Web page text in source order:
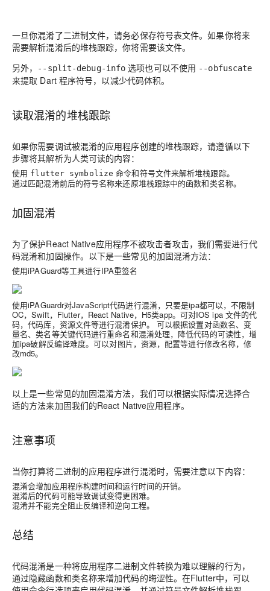
一旦你混淆了二进制文件，请务必保存符号表文件。如果你将来
需要解析混淆后的堆栈跟踪，你将需要该文件。
另外，
--split-debug-info 选项也可以不使用 --obfuscate
来提取 Dart 程序符号，以减少代码体积。
读取混淆的堆栈跟踪
如果你需要调试被混淆的应用程序创建的堆栈跟踪，请遵循以下
步骤将其解析为人类可读的内容：
使用 flutter symbolize 命令和符号文件来解析堆栈跟踪。
通过匹配混淆前后的符号名称来还原堆栈跟踪中的函数和类名称。
加固混淆
为了保护React Native应用程序不被攻击者攻击，我们需要进行代
码混淆和加固操作。以下是一些常见的加固混淆方法：
使用iPAGuard等工具进行IPA重签名
使用iPAGuardr对JavaScript代码进行混淆，只要是ipa都可以，不限制
OC，Swift，Flutter，React Native，H5类app。可对IOS ipa 文件的代
码，代码库，资源文件等进行混淆保护。 可以根据设置对函数名、变
量名、类名等关键代码进行重命名和混淆处理，降低代码的可读性，增
加ipa破解反编译难度。可以对图片，资源，配置等进行修改名称，修
改md5。
以上是一些常见的加固混淆方法，我们可以根据实际情况选择合
适的方法来加固我们的React Native应用程序。
注意事项
当你打算将二进制的应用程序进行混淆时，需要注意以下内容：
混淆会增加应用程序构建时间和运行时间的开销。
混淆后的代码可能导致调试变得更困难。
混淆并不能完全阻止反编译和逆向工程。
总结
代码混淆是一种将应用程序二进制文件转换为难以理解的行为，
通过隐藏函数和类名称来增加代码的晦涩性。在Flutter中，可以